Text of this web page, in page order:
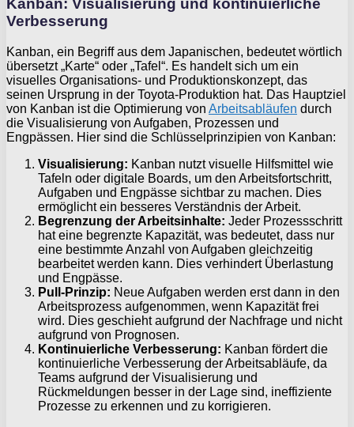
Kanban: Visualisierung und kontinuierliche
Verbesserung
Kanban, ein Begriff aus dem Japanischen, bedeutet wörtlich
übersetzt „Karte“ oder „Tafel“. Es handelt sich um ein
visuelles Organisations- und Produktionskonzept, das
seinen Ursprung in der Toyota-Produktion hat. Das Hauptziel
von Kanban ist die Optimierung von Arbeitsabläufen durch
die Visualisierung von Aufgaben, Prozessen und
Engpässen. Hier sind die Schlüsselprinzipien von Kanban:
Visualisierung: Kanban nutzt visuelle Hilfsmittel wie
Tafeln oder digitale Boards, um den Arbeitsfortschritt,
Aufgaben und Engpässe sichtbar zu machen. Dies
ermöglicht ein besseres Verständnis der Arbeit.
Begrenzung der Arbeitsinhalte: Jeder Prozessschritt
hat eine begrenzte Kapazität, was bedeutet, dass nur
eine bestimmte Anzahl von Aufgaben gleichzeitig
bearbeitet werden kann. Dies verhindert Überlastung
und Engpässe.
Pull-Prinzip: Neue Aufgaben werden erst dann in den
Arbeitsprozess aufgenommen, wenn Kapazität frei
wird. Dies geschieht aufgrund der Nachfrage und nicht
aufgrund von Prognosen.
Kontinuierliche Verbesserung: Kanban fördert die
kontinuierliche Verbesserung der Arbeitsabläufe, da
Teams aufgrund der Visualisierung und
Rückmeldungen besser in der Lage sind, ineffiziente
Prozesse zu erkennen und zu korrigieren.